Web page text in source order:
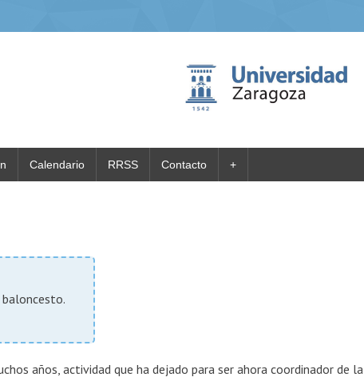
Calendario RRSS Contacto +
baloncesto.
años, actividad que ha dejado para ser ahora coordinador de la